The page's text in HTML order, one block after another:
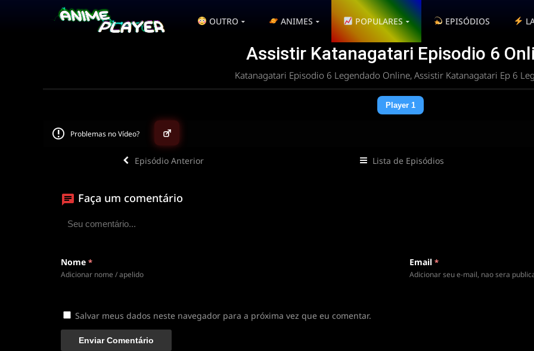
OUTRO ANIMES POPULARES EPISÓDIOS
Assistir Katanagatari Episodio 6
Katanagatari Episodio 6 Legendado Online, Assistir Katanagatari Ep 6
Player 1
▶
Clique para assistir
Problemas no Vídeo?
Episódio Anterior Lista de Episódios
Faça um comentário
Nome *
Adicionar nome / apelido
Email *
Adicionar seu e-mail, nao sera
Salvar meus dados neste navegador para a próxima vez que eu comentar.